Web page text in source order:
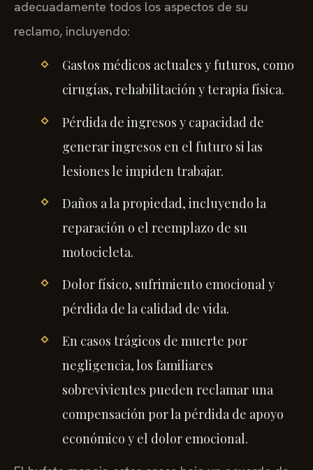
adecuadamente todos los aspectos de su
reclamo, incluyendo:
Gastos médicos actuales y futuros, como
cirugías, rehabilitación y terapia física.
Pérdida de ingresos y capacidad de
generar ingresos en el futuro si las
lesiones le impiden trabajar.
Daños a la propiedad, incluyendo la
reparación o el reemplazo de su
motocicleta.
Dolor físico, sufrimiento emocional y
pérdida de la calidad de vida.
En casos trágicos de muerte por
negligencia, los familiares
sobrevivientes pueden reclamar una
compensación por la pérdida de apoyo
económico y el dolor emocional.